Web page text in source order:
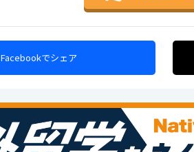
Facebookでシェア